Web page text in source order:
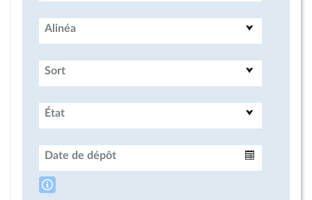
Alinéa
Sort
État
Date de dépôt